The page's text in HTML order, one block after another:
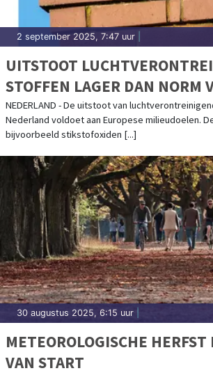
2 september 2025, 7:47 uur
UITSTOOT
STOFFEN LAGER DAN NORM
NEDERLAND - De uitstoot van
Nederland voldoet aan Europese milieudoelen.
bijvoorbeeld stikstofoxiden [...]
30 augustus 2025, 6:15 uur
METEOROLOGISCHE HERFST
VAN START